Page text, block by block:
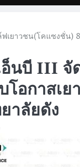
เยาวชน(โคแซงชั่
นบี III
อกาสเ
าลัยดัง